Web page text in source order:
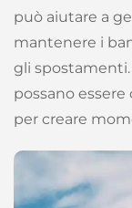
può aiutare a
mantenere i
gli
possano
per creare